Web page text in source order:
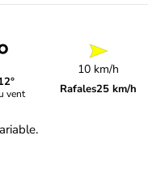
vent
10 km/h
Rafales25 km/h